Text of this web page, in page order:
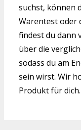
suchst, können
Warentest oder
findest du dann
über die
sodass du am
sein wirst. Wir
Produkt für dich.